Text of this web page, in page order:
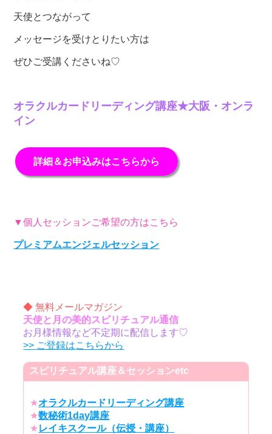
天使とつながって
メッセージを受けとりたい方は
ぜひご受講くださいね♡
オラクルカードリーディング講座★大阪・オンラ
イン
詳細＆お申込みはこちらから
▼個人セッションご希望の方はこちら
プレミアムエンジェルセッション
◆ 無料メールマガジン
天使と月の美的スピリチュアル通信
お月様情報など不定期に配信します♡
>> ご登録はこちらから
スピリチュアル講座＆セッションetc
★オラクルカードリーディング講座
★数秘術1day講座
★レイキスクール（伝授・講座）